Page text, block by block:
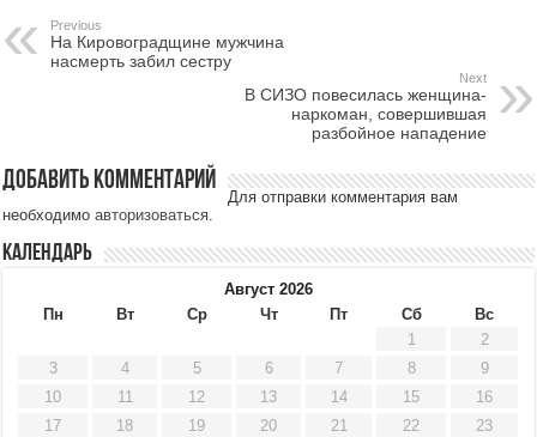
Previous
На Кировоградщине мужчина
насмерть забил сестру
Next
В СИЗО повесилась женщина-
наркоман, совершившая
разбойное нападение
Добавить комментарий
Для отправки комментария вам
необходимоавторизоваться
Календарь
Август 2026
Пн
Вт Ср Чт Пт Сб
Вс
1
2
3
4 5 6 7 8
9
10
11 12 13 14 15
16
17
18 19 20 21 22
23